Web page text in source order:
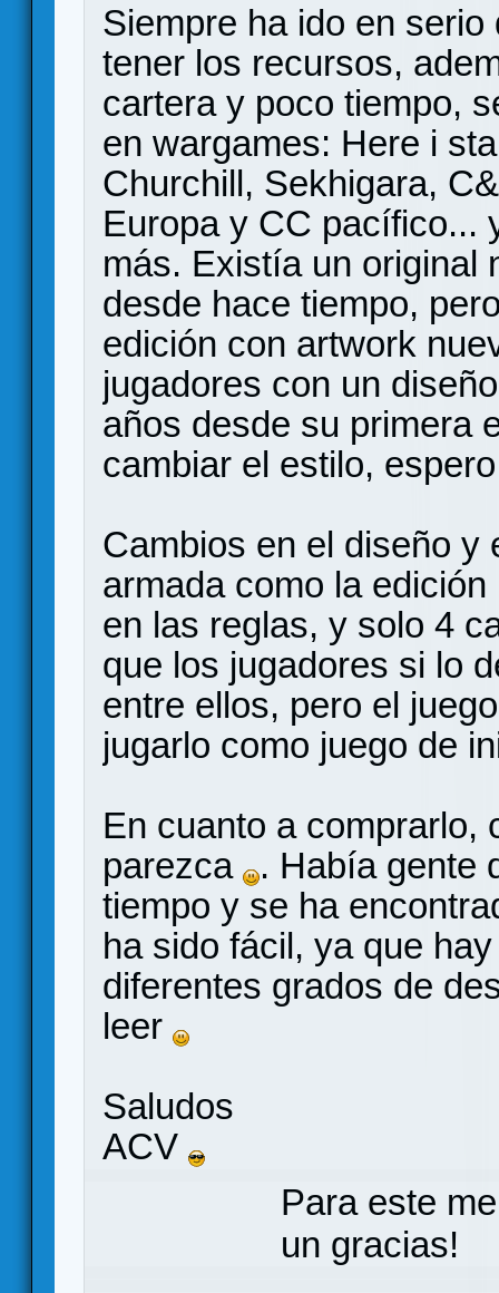
Siempre ha ido en
tener los recursos,
cartera y poco tiempo,
en wargames: Here i
Churchill, Sekhigara,
Europa y CC pacífico...
más. Existía un original
desde hace tiempo,
edición con artwork
jugadores con un
años desde su primera
cambiar el estilo,
Cambios en el diseño y
armada como la
en las reglas, y solo 4
que los jugadores si lo
entre ellos, pero el
jugarlo como juego de
En cuanto a comprarlo,
parezca
. Había gente
tiempo y se ha
ha sido fácil, ya que
diferentes grados de
leer
Saludos
ACV
Para este
un gracias!